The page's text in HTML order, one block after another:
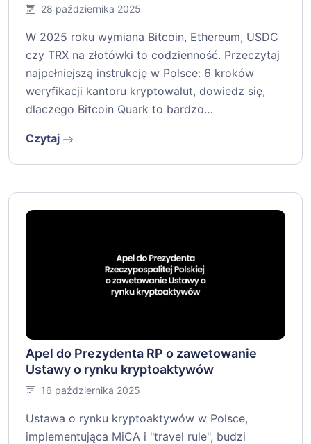
28 października 2025
W 2025 roku wymiana Bitcoin, Ethereum, USDC
czy TRX na złotówki to codzienność. Przeczytaj
najpełniejszą instrukcję w Polsce: 6 kroków
weryfikacji kantoru kryptowalut, dowiedz się,
dlaczego Bitcoin Quark to bardzo…
Czytaj
Apel do Prezydenta RP o zawetowanie
Ustawy o rynku kryptoaktywów
16 października 2025
Ustawa o rynku kryptoaktywów w Polsce,
implementująca MiCA i "travel rule", budzi